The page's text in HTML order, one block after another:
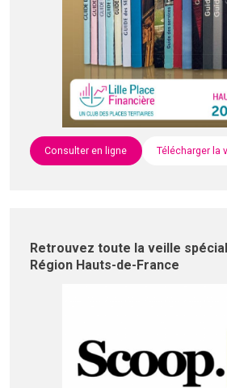
Consulter en ligne Télécharger la
Retrouvez toute la veille
Région Hauts-de-France